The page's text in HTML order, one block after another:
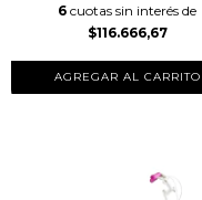
6 cuotas sin interés de
$116.666,67
AGREGAR AL CARRITO